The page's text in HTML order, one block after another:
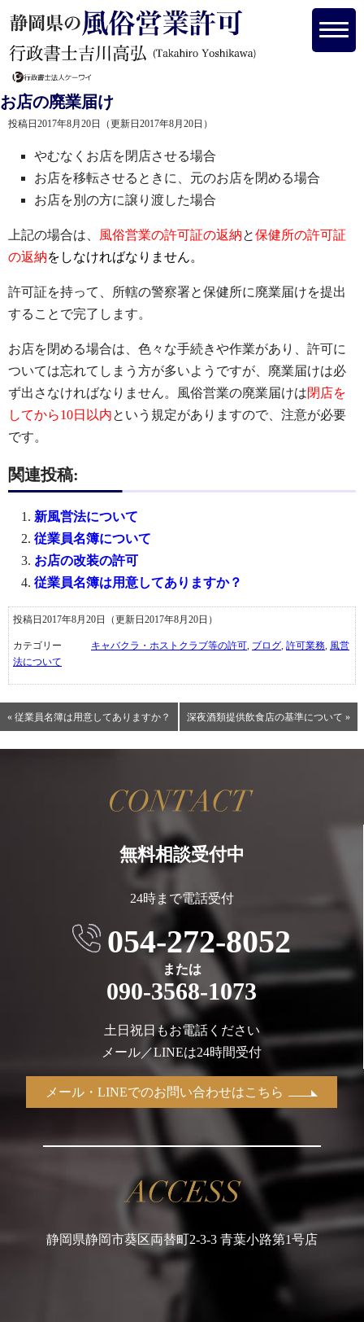
お店の廃業届け
投稿日2017年8月20日 （更新日2017年8月20日）
やむなくお店を閉店させる場合
お店を移転させるときに、元のお店を閉める場合
お店を別の方に譲り渡した場合
上記の場合は、 風俗営業の許可証の返納と保健所の許可証
の返納をしなければなりません。
許可証を持って、所轄の警察署と保健所に廃業届けを提出
することで完了します。
お店を閉める場合は、色々な手続きや作業があり、許可に
ついては忘れてしまう方が多いようですが、廃業届けは必
ず出さなければなりません。風俗営業の廃業届けは閉店を
してから10日以内という規定がありますので、注意が必要
です。
関連投稿:
新風営法について
従業員名簿について
お店の改装の許可
従業員名簿は用意してありますか？
投稿日2017年8月20日 （更新日2017年8月20日）
カテゴリー キャバクラ・ホストクラブ等の許可 ブログ 許可業務 風営
法について
« 従業員名簿は用意してありますか？ 深夜酒類提供飲食店の基準について »
無料相談受付中
24時まで電話受付
054-272-8052
または
090-3568-1073
土日祝日もお電話ください
メール／LINEは24時間受付
メール・LINEでのお問い合わせはこちら
静岡県静岡市葵区両替町2-3-3 青葉小路第1号店